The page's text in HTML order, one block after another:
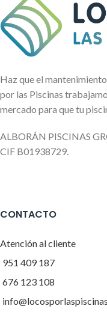
Haz que el
por las Piscinas
mercado para que tu
ALBORÁN PISCINAS
CIF B01938729.
CONTACTO
Atención al cliente
951 409 187
676 123 108